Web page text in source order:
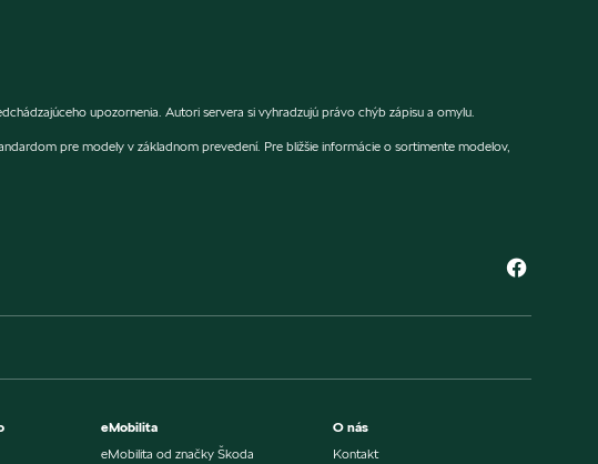
upozornenia. Autori servera si vyhradzujú právo chýb zápisu a omylu.
pre modely v základnom prevedení. Pre bližšie informácie o sortimente modelov,
eMobilita
eMobilita od značky Škoda
O nás
Kontakt